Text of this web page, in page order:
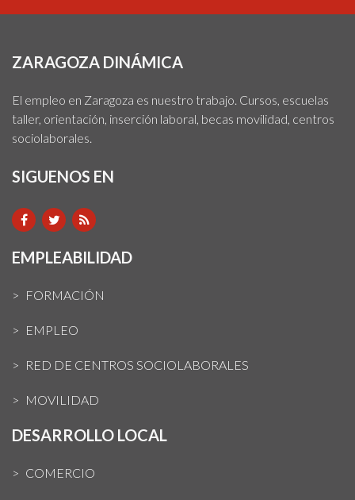
ZARAGOZA DINÁMICA
El empleo en Zaragoza es nuestro trabajo. Cursos, escuelas
taller, orientación, inserción laboral, becas movilidad, centros
sociolaborales.
SIGUENOS EN
EMPLEABILIDAD
FORMACIÓN
EMPLEO
RED DE CENTROS SOCIOLABORALES
MOVILIDAD
DESARROLLO LOCAL
COMERCIO